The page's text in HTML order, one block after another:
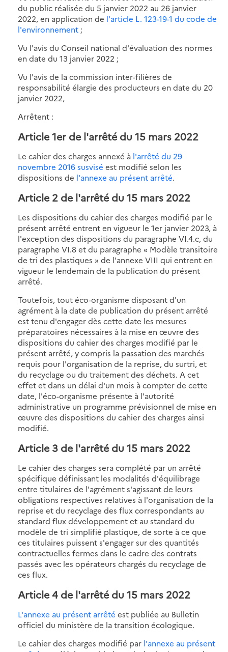
du public réalisée du 5 janvier 2022 au 26 janvier
2022, en application de l'article L. 123-19-1 du code de
l'environnement ;
Vu l'avis du Conseil national d'évaluation des normes
en date du 13 janvier 2022 ;
Vu l'avis de la commission inter-filières de
responsabilité élargie des producteurs en date du 20
janvier 2022,
Arrêtent :
Article 1er de l'arrêté du 15 mars 2022
Le cahier des charges annexé à l'arrêté du 29
novembre 2016 susvisé est modifié selon les
dispositions de l'annexe au présent arrêté.
Article 2 de l'arrêté du 15 mars 2022
Les dispositions du cahier des charges modifié par le
présent arrêté entrent en vigueur le 1er janvier 2023, à
l'exception des dispositions du paragraphe VI.4.c, du
paragraphe VI.8 et du paragraphe « Modèle transitoire
de tri des plastiques » de l'annexe VIII qui entrent en
vigueur le lendemain de la publication du présent
arrêté.
Toutefois, tout éco-organisme disposant d'un
agrément à la date de publication du présent arrêté
est tenu d'engager dès cette date les mesures
préparatoires nécessaires à la mise en œuvre des
dispositions du cahier des charges modifié par le
présent arrêté, y compris la passation des marchés
requis pour l'organisation de la reprise, du surtri, et
du recyclage ou du traitement des déchets. A cet
effet et dans un délai d'un mois à compter de cette
date, l'éco-organisme présente à l'autorité
administrative un programme prévisionnel de mise en
œuvre des dispositions du cahier des charges ainsi
modifié.
Article 3 de l'arrêté du 15 mars 2022
Le cahier des charges sera complété par un arrêté
spécifique définissant les modalités d'équilibrage
entre titulaires de l'agrément s'agissant de leurs
obligations respectives relatives à l'organisation de la
reprise et du recyclage des flux correspondants au
standard flux développement et au standard du
modèle de tri simplifié plastique, de sorte à ce que
ces titulaires puissent s'engager sur des quantités
contractuelles fermes dans le cadre des contrats
passés avec les opérateurs chargés du recyclage de
ces flux.
Article 4 de l'arrêté du 15 mars 2022
L'annexe au présent arrêté est publiée au Bulletin
officiel du ministère de la transition écologique.
Le cahier des charges modifié par l'annexe au présent